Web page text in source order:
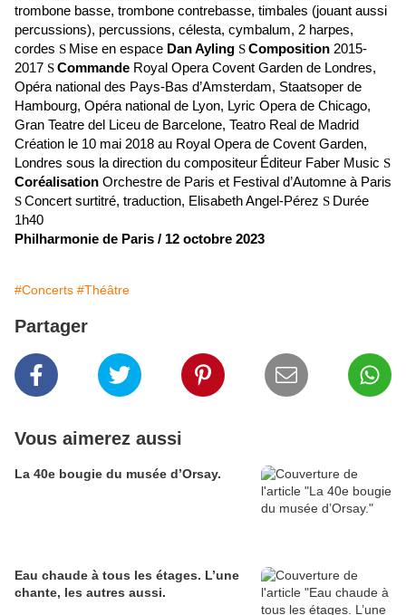
trombone basse, trombone contrebasse, timbales (jouant aussi
percussions), percussions, célesta, cymbalum, 2 harpes,
cordes S Mise en espace Dan Ayling SComposition 2015-
2017 SCommande Royal Opera Covent Garden de Londres,
Opéra national des Pays-Bas d’Amsterdam, Staatsoper de
Hambourg, Opéra national de Lyon, Lyric Opera de Chicago,
Gran Teatre del Liceu de Barcelone, Teatro Real de Madrid
Création le 10 mai 2018 au Royal Opera de Covent Garden,
Londres sous la direction du compositeur Éditeur Faber Music S
Coréalisation Orchestre de Paris et Festival d’Automne à Paris
SConcert surtitré, traduction, Elisabeth Angel-Pérez S Durée
1h40
Philharmonie de Paris / 12 octobre 2023
#Concerts #Théâtre
Partager
Vous aimerez aussi
La 40e bougie du musée d’Orsay.
Eau chaude à tous les étages. L’une
chante, les autres aussi.